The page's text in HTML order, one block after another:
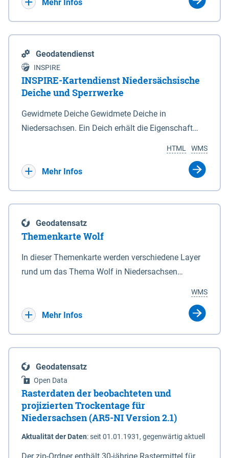
Mehr Infos
Geodatendienst
INSPIRE
INSPIRE-Kartendienst Niedersächsische
Deiche und Sperrwerke
Gewidmete Deiche Gewidmete Deiche in
Niedersachsen. Ein Deich erhält die Eigenschaft
Deichbehörde durch Verordnung ausspricht. Für
enthalten. Sperrwerke Sperrwerke sind Bauwerke
mit Sperrvorrichtungen in Tidegewässern, die dem
Schutz eines Gebietes vor erhöhten Tiden, vor allem
vor Sturmfluten, zu dienen bestimmt sind (§2 Abs.3
Eigenschaft eines Sperrwerkes durch Widmung, die
die Deichbehörde durch Verordnung ausspricht.
WMS
HTML
Mehr Infos
Geodatensatz
Themenkarte Wolf
In dieser Themenkarte werden verschiedene Layer
rund um das Thema Wolf in Niedersachsen
sowie Status der bestehenden Wolfsterritorien im
laufenden Monitoringjahr.
WMS
Mehr Infos
Geodatensatz
Open Data
Rasterdaten der beobachteten und
projizierten Trockentage für
Niedersachsen (AR5-NI Version 2.1)
Aktualität der Daten:seit 01.01.1931, gegenwärtig aktuell